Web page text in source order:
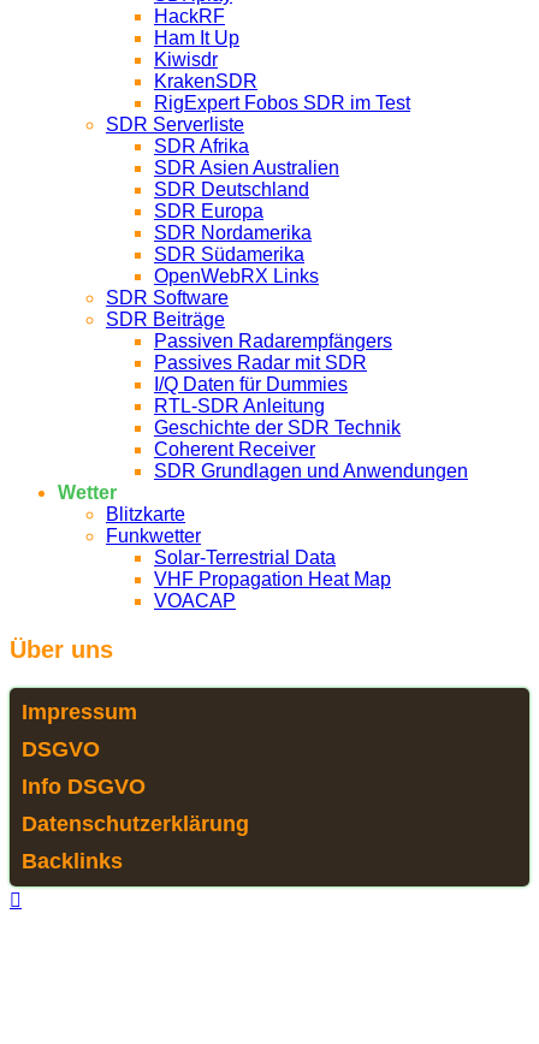
HackRF
Ham It Up
Kiwisdr
KrakenSDR
RigExpert Fobos SDR im Test
SDR Serverliste
SDR Afrika
SDR Asien Australien
SDR Deutschland
SDR Europa
SDR Nordamerika
SDR Südamerika
OpenWebRX Links
SDR Software
SDR Beiträge
Passiven Radarempfängers
Passives Radar mit SDR
I/Q Daten für Dummies
RTL-SDR Anleitung
Geschichte der SDR Technik
Coherent Receiver
SDR Grundlagen und Anwendungen
Wetter
Blitzkarte
Funkwetter
Solar-Terrestrial Data
VHF Propagation Heat Map
VOACAP
Über uns
Impressum
DSGVO
Info DSGVO
Datenschutzerklärung
Backlinks